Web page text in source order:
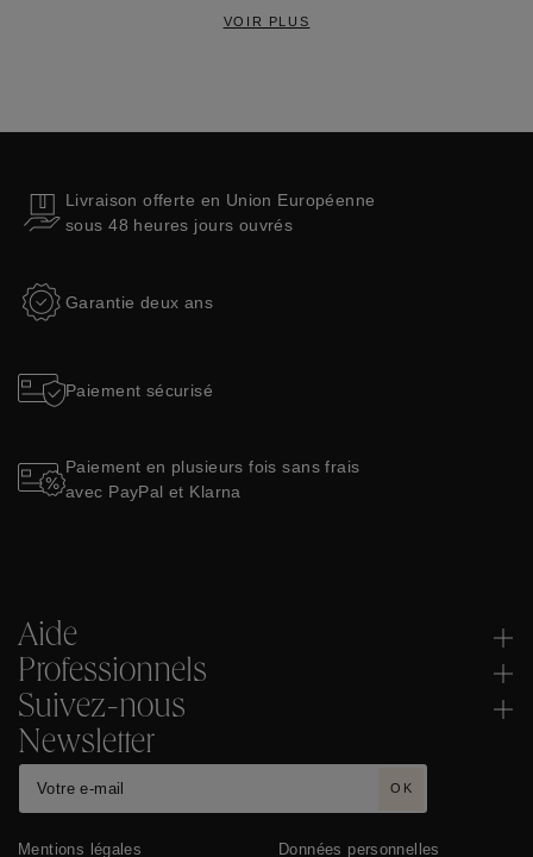
VOIR PLUS
Livraison offerte en Union Européenne
sous 48 heures jours ouvrés
Garantie deux ans
Paiement sécurisé
Paiement en plusieurs fois sans frais
avec PayPal et Klarna
Aide
Professionnels
Suivez-nous
Newsletter
OK
Mentions légales Données personnelles